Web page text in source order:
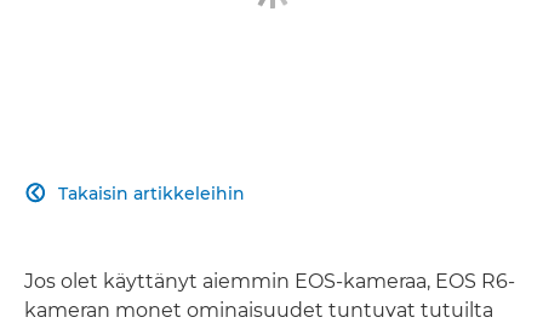
Takaisin artikkeleihin

Jos olet käyttänyt aiemmin EOS-kameraa, EOS R6-
kameran monet ominaisuudet tuntuvat tutuilta